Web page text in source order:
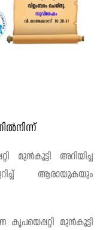
മുൻകൂട്ടി അറിയിച്ച
ആരായുകയും
കൃപയെപ്പറ്റി മുൻകൂട്ടി